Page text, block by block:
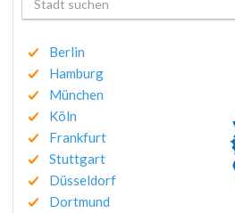
Berlin
Hamburg
München
Köln
Frankfurt
Stuttgart
Düsseldorf
Dortmund